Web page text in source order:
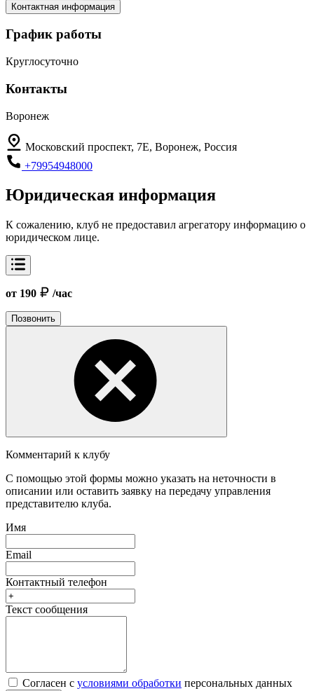
Контактная информация
График работы
Круглосуточно
Контакты
Воронеж
Московский проспект, 7Е, Воронеж, Россия
+79954948000
Юридическая информация
К сожалению, клуб не предоставил агрегатору информацию о
юридическом лице.
от 190 /час
Позвонить
Комментарий к клубу
С помощью этой формы можно указать на неточности в
описании или оставить заявку на передачу управления
представителю клуба.
Имя
Email
Контактный телефон
Текст сообщения
Согласен с условиями обработки персональных данных